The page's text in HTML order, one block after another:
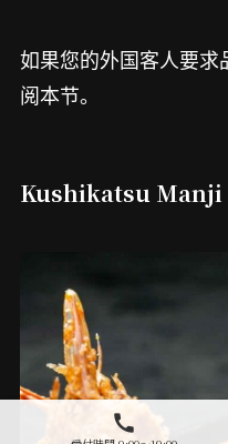
如果您的外国客人要
阅本节。
Kushikatsu Manji